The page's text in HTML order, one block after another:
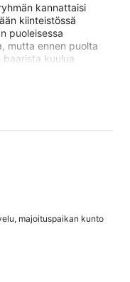
kannattaisi
kiinteistössä
puoleisessa
mutta ennen puolta
kuulua
hotellin
huvita ne
kun häiriö aiheutuu
majoituspaikan kunto